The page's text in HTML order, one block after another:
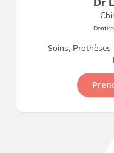
Dr
Soins,